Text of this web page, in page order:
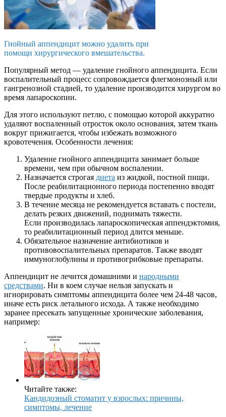
Гнойный аппендицит можно удалить при
помощи хирургического вмешательства.
Популярный метод — удаление гнойного аппендицита. Если
воспалительный процесс сопровождается флегмонозный или
гангренозной стадией, то удаление производится хирургом во
время лапароскопии.
Для этого используют петлю, с помощью которой аккуратно
удаляют воспаленный отросток около основания, затем ткань
вокруг прижигается, чтобы избежать возможного
кровотечения. Особенности лечения:
Удаление гнойного аппендицита занимает больше
времени, чем при обычном воспалении.
Назначается строгая диета из жидкой, постной пищи.
После реабилитационного периода постепенно вводят
твердые продукты и хлеб.
В течение месяца не рекомендуется вставать с постели,
делать резких движений, поднимать тяжести.
Если производилась лапароскопическая аппендэктомия,
то реабилитационный период длится меньше.
Обязательное назначение антибиотиков и
противовоспалительных препаратов. Также вводят
иммуноглобулины и противогрибковые препараты.
Аппендицит не лечится домашними и народными
средствами. Ни в коем случае нельзя запускать и
игнорировать симптомы аппендицита более чем 24-48 часов,
иначе есть риск летального исхода. А также необходимо
заранее пресекать запущенные хронические заболевания,
например:
Читайте также:
Кандидозный стоматит у взрослых: причины,
симптомы, лечение